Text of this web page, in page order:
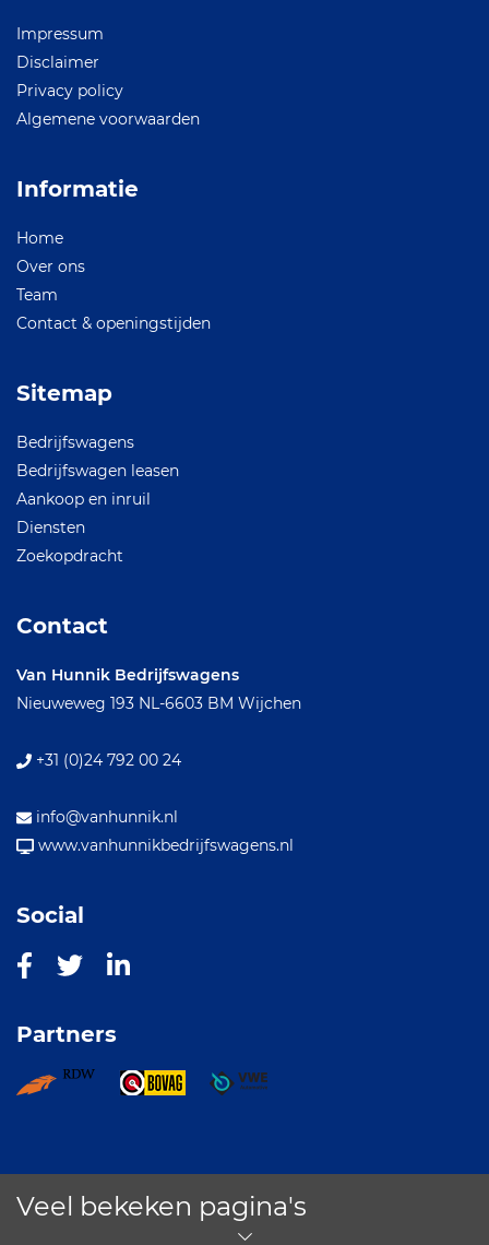
Impressum
Disclaimer
Privacy policy
Algemene voorwaarden
Informatie
Home
Over ons
Team
Contact & openingstijden
Sitemap
Bedrijfswagens
Bedrijfswagen leasen
Aankoop en inruil
Diensten
Zoekopdracht
Contact
Van Hunnik Bedrijfswagens
Nieuweweg 193 NL-6603 BM Wijchen
+31 (0)24 792 00 24
info@vanhunnik.nl
www.vanhunnikbedrijfswagens.nl
Social
Partners
Veel bekeken pagina's